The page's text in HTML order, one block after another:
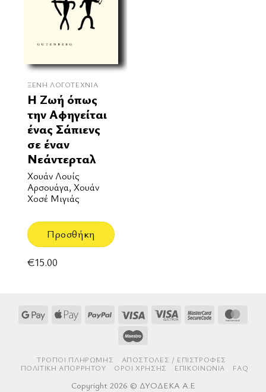
ΞΈΝΗ ΛΟΓΟΤΕΧΝΊΑ
Η Ζωή όπως
την Αφηγείται
ένας Σάπιενς
σε έναν
Νεάντερταλ
Χουάν Λουίς
Αρσουάγα, Χουάν
Χοσέ Μιγιάς
Προσθήκη
€15.00
Google Apple
PayPal Visa
Visa
MasterCard
ΤΡΌΠΟΙ ΠΛΗΡΩΜΉΣ
AΠΟΣΤΟΛΈΣ / ΕΠΙΣΤΡΟΦΈΣ
ΠΟΛΙΤΙΚΉ ΑΠΟΡΡΉΤΟΥ
ΌΡΟΙ ΧΡΉΣΗΣ ΕΠΙΚΟΙΝΩΝΊΑ FAQ
Copyright 2026 © ΔΥΟΔΕΚΑ Α.Ε